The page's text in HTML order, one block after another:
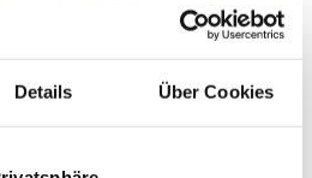
Details Über Cookies